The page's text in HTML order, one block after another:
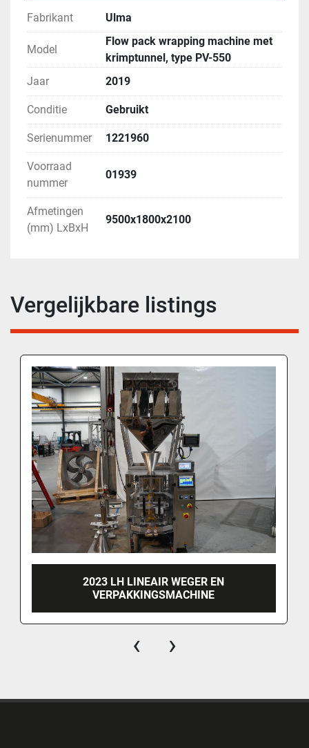
Fabrikant Ulma
Model
Flow pack wrapping machine met
krimptunnel, type PV-550
Jaar
2019
Conditie Gebruikt
Serienummer 1221960
Voorraad
nummer
01939
Afmetingen
(mm) LxBxH
9500x1800x2100
Vergelijkbare listings
2023 LH LINEAIR WEGER EN
VERPAKKINGSMACHINE
‹ ›